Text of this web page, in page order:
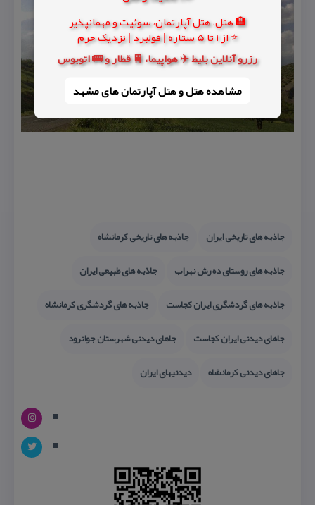
🏨 هتل، هتل آپارتمان، سوئیت و مهمانپذیر
⭐ از 1 تا 5 ستاره | فولبرد | نزدیک حرم
رزرو آنلاین بلیط ✈️ هواپیما، 🚆 قطار و 🚌 اتوبوس
مشاهده هتل و هتل‌ آپارتمان های مشهد
جاذبه های تاریخی ایران
جاذبه های تاریخی كرمانشاه
جاذبه های روستای ده رش نهراب
جاذبه های طبیعی ایران
جاذبه های گردشگری ایران كجاست
جاذبه های گردشگری كرمانشاه
جاهای دیدنی ایران كجاست
جاهای دیدنی شهرستان جوانرود
جاهای دیدنی كرمانشاه
دیدنیهای ایران